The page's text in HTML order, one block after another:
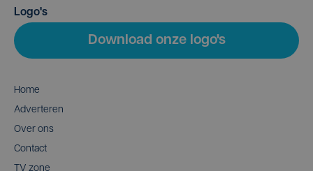
Logo's
Download onze logo's
Home
Adverteren
Over ons
Contact
TV zone